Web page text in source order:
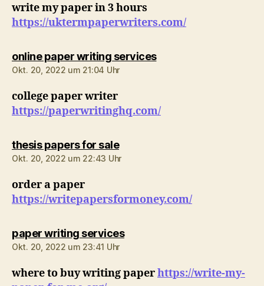
write my paper in 3 hours
https://uktermpaperwriters.com/
online paper writing servicessagt:
Okt. 20, 2022 um 21:04 Uhr
college paper writer
https://paperwritinghq.com/
thesis papers for salesagt:
Okt. 20, 2022 um 22:43 Uhr
order a paper
https://writepapersformoney.com/
paper writing servicessagt:
Okt. 20, 2022 um 23:41 Uhr
where to buy writing paperhttps://write-my-